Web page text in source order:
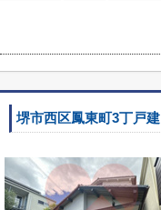
堺市西区鳳東町3丁戸建